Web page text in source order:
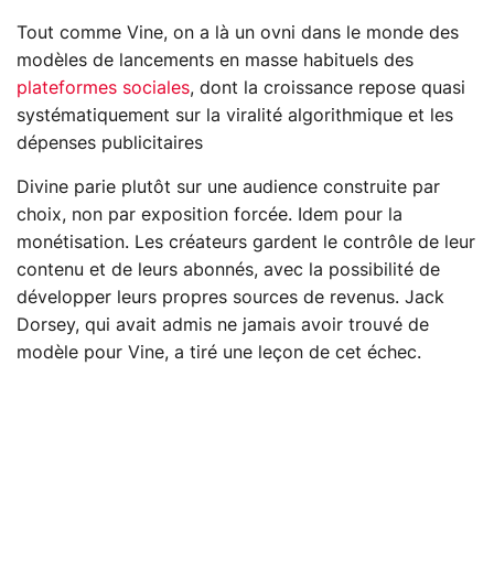
Tout comme Vine, on a là un ovni dans le monde des
modèles de lancements en masse habituels des
plateformes sociales, dont la croissance repose quasi
systématiquement sur la viralité algorithmique et les
dépenses publicitaires
Divine parie plutôt sur une audience construite par
choix, non par exposition forcée. Idem pour la
monétisation. Les créateurs gardent le contrôle de leur
contenu et de leurs abonnés, avec la possibilité de
développer leurs propres sources de revenus. Jack
Dorsey, qui avait admis ne jamais avoir trouvé de
modèle pour Vine, a tiré une leçon de cet échec.